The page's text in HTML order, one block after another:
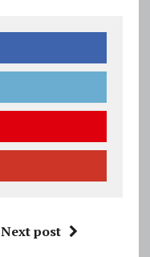
Next post